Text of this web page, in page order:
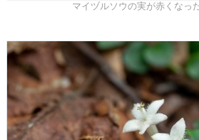
マイヅルソウの実が赤くなっ